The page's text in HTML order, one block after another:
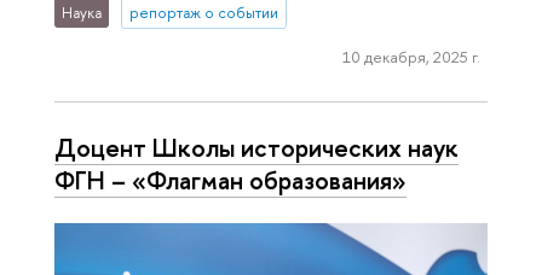
Наука репортаж о событии
10 декабря, 2025 г.
Доцент Школы исторических наук
ФГН – «Флагман образования»